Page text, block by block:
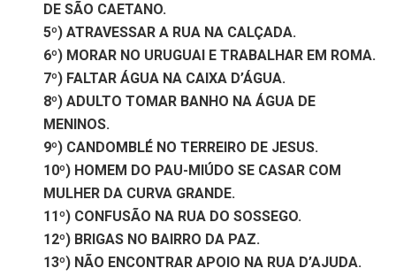
DE SÃO CAETANO.
5º) ATRAVESSAR A RUA NA CALÇADA.
6º) MORAR NO URUGUAI E TRABALHAR EM ROMA.
7º) FALTAR ÁGUA NA CAIXA D’ÁGUA.
8º) ADULTO TOMAR BANHO NA ÁGUA DE
MENINOS.
9º) CANDOMBLÉ NO TERREIRO DE JESUS.
10º) HOMEM DO PAU-MIÚDO SE CASAR COM
MULHER DA CURVA GRANDE.
11º) CONFUSÃO NA RUA DO SOSSEGO.
12º) BRIGAS NO BAIRRO DA PAZ.
13º) NÃO ENCONTRAR APOIO NA RUA D’AJUDA.